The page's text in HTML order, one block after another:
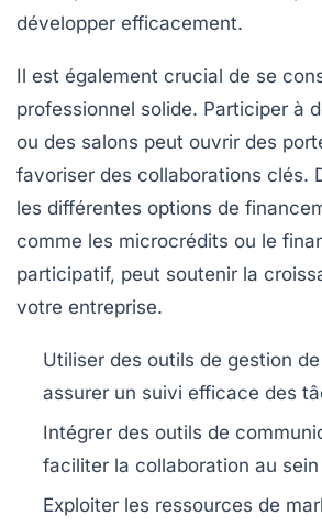
développer efficacement.
Il est également crucial de se
professionnel solide. Participer à
ou des salons peut ouvrir des
favoriser des collaborations clés.
les différentes options de
comme les microcrédits ou le
participatif, peut soutenir la
votre entreprise.
Utiliser des outils de gestion
assurer un suivi efficace des
Intégrer des outils de
faciliter la collaboration au sein
Exploiter les ressources de